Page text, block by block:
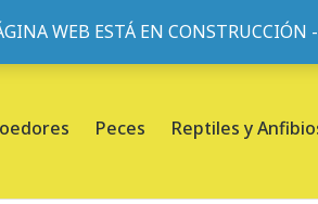
WEB ESTÁ EN
08013 Barcelona |Sobre nosotros
Peces Reptiles y